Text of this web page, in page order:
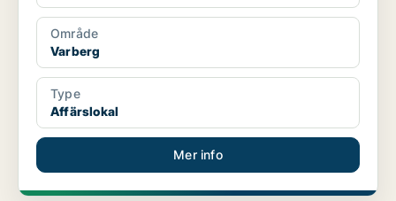
Område
Varberg
Type
Affärslokal
Mer info